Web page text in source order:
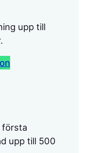
upp till
första
upp till 500